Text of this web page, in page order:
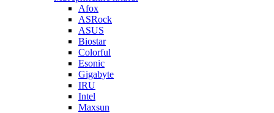
Afox
ASRock
ASUS
Biostar
Colorful
Esonic
Gigabyte
IRU
Intel
Maxsun